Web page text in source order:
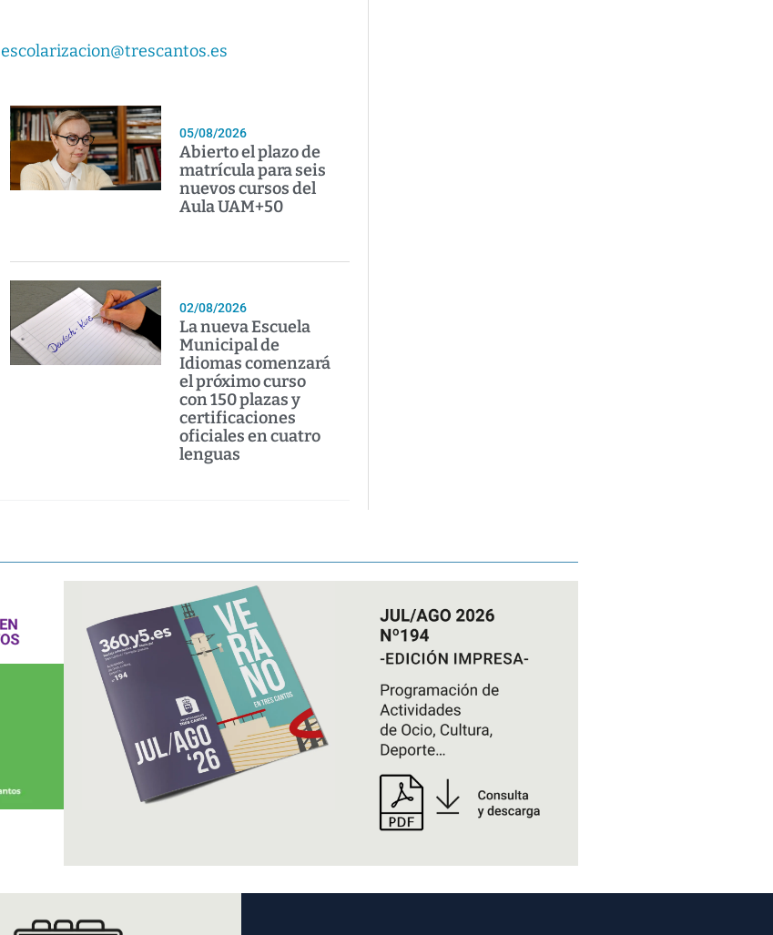
escolarizacion@trescantos.es
05/08/2026
Abierto el plazo de
matrícula para seis
nuevos cursos del
Aula UAM+50
02/08/2026
La nueva Escuela
Municipal de
Idiomas comenzará
el próximo curso
con 150 plazas y
certificaciones
oficiales en cuatro
lenguas